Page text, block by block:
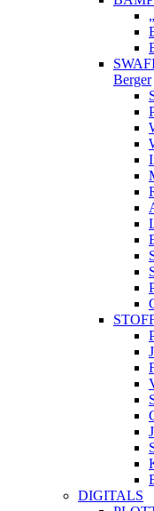
Berger
DIGITALS